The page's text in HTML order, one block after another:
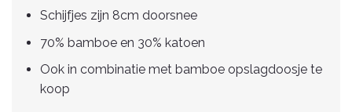
Schijfjes zijn 8cm doorsnee
70% bamboe en 30% katoen
Ook in combinatie met bamboe opslagdoosje te
koop